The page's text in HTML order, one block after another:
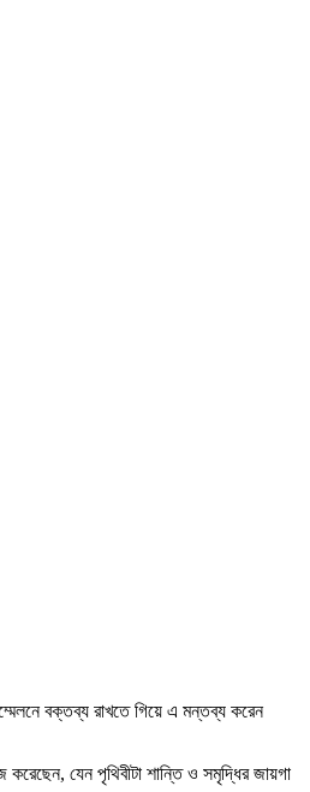
বক্তব্য রাখতে গিয়ে এ মন্তব্য করেন
যেন পৃথিবীটা শান্তি ও সমৃদ্ধির জায়গা